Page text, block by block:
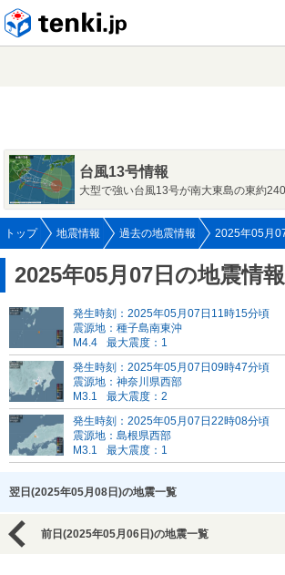
台風13号情報
大型で強い台風13号が南大東島の東約
トップ 地震情報 過去の地震情報 2025年05月
2025年05月07日の地震情報
発生時刻：2025年05月07日11時15分頃
震源地：種子島南東沖
M4.4
最大震度：1
発生時刻：2025年05月07日09時47分頃
震源地：神奈川県西部
M3.1
最大震度：2
発生時刻：2025年05月07日22時08分頃
震源地：島根県西部
M3.1
最大震度：1
翌日(2025年05月08日)の地震一覧
前日(2025年05月06日)の地震一覧